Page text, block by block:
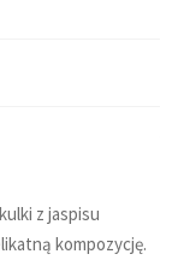
z jaspisu
kompozycję.